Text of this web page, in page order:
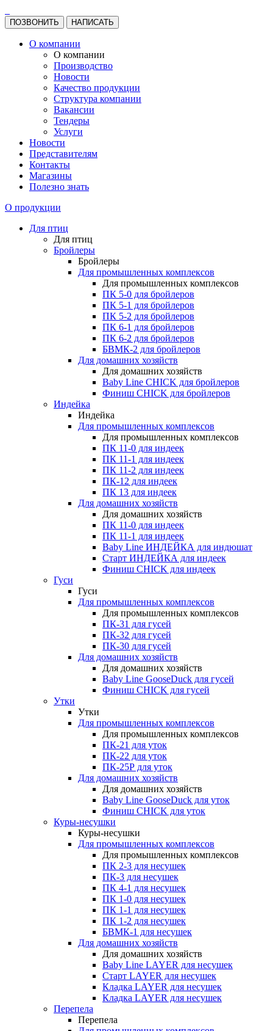
ПОЗВОНИТЬ НАПИСАТЬ
О компании
О компании
Производство
Новости
Качество продукции
Структура компании
Вакансии
Тендеры
Услуги
Новости
Представителям
Контакты
Магазины
Полезно знать
О продукции
Для птиц
Для птиц
Бройлеры
Бройлеры
Для промышленных комплексов
Для промышленных комплексов
ПК 5-0 для бройлеров
ПК 5-1 для бройлеров
ПК 5-2 для бройлеров
ПК 6-1 для бройлеров
ПК 6-2 для бройлеров
БВМК-2 для бройлеров
Для домашних хозяйств
Для домашних хозяйств
Baby Line CHICK для бройлеров
Финиш CHICK для бройлеров
Индейка
Индейка
Для промышленных комплексов
Для промышленных комплексов
ПК 11-0 для индеек
ПК 11-1 для индеек
ПК 11-2 для индеек
ПК-12 для индеек
ПК 13 для индеек
Для домашних хозяйств
Для домашних хозяйств
ПК 11-0 для индеек
ПК 11-1 для индеек
Baby Line ИНДЕЙКА для индюшат
Старт ИНДЕЙКА для индеек
Финиш CHICK для индеек
Гуси
Гуси
Для промышленных комплексов
Для промышленных комплексов
ПК-31 для гусей
ПК-32 для гусей
ПК-30 для гусей
Для домашних хозяйств
Для домашних хозяйств
Baby Line GooseDuck для гусей
Финиш CHICK для гусей
Утки
Утки
Для промышленных комплексов
Для промышленных комплексов
ПК-21 для уток
ПК-22 для уток
ПК-25Р для уток
Для домашних хозяйств
Для домашних хозяйств
Baby Line GooseDuck для уток
Финиш CHICK для уток
Куры-несушки
Куры-несушки
Для промышленных комплексов
Для промышленных комплексов
ПК 2-3 для несушек
ПК-3 для несушек
ПК 4-1 для несушек
ПК 1-0 для несушек
ПК 1-1 для несушек
ПК 1-2 для несушек
БВМК-1 для несушек
Для домашних хозяйств
Для домашних хозяйств
Baby Line LAYER для несушек
Старт LAYER для несушек
Кладка LAYER для несушек
Кладка LAYER для несушек
Перепела
Перепела